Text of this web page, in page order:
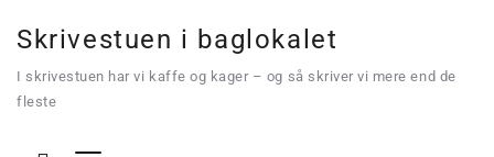
Skrivestuen i baglokalet
I skrivestuen har vi kaffe og kager – og så skriver vi mere end de
fleste
Bæredygtig mode